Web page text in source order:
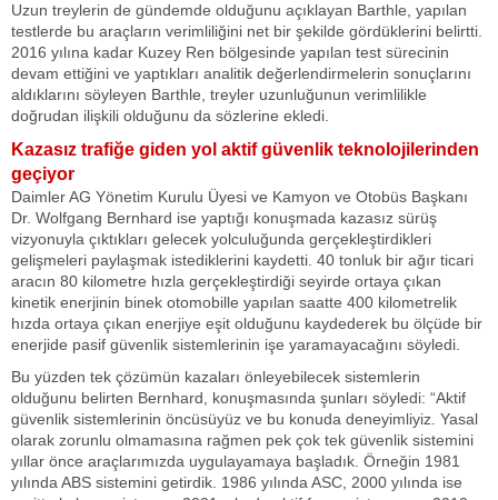
Uzun treylerin de gündemde olduğunu açıklayan Barthle, yapılan
testlerde bu araçların verimliliğini net bir şekilde gördüklerini belirtti.
2016 yılına kadar Kuzey Ren bölgesinde yapılan test sürecinin
devam ettiğini ve yaptıkları analitik değerlendirmelerin sonuçlarını
aldıklarını söyleyen Barthle, treyler uzunluğunun verimlilikle
doğrudan ilişkili olduğunu da sözlerine ekledi.
Kazasız trafiğe giden yol aktif güvenlik teknolojilerinden
geçiyor
Daimler AG Yönetim Kurulu Üyesi ve Kamyon ve Otobüs Başkanı
Dr. Wolfgang Bernhard ise yaptığı konuşmada kazasız sürüş
vizyonuyla çıktıkları gelecek yolculuğunda gerçekleştirdikleri
gelişmeleri paylaşmak istediklerini kaydetti. 40 tonluk bir ağır ticari
aracın 80 kilometre hızla gerçekleştirdiği seyirde ortaya çıkan
kinetik enerjinin binek otomobille yapılan saatte 400 kilometrelik
hızda ortaya çıkan enerjiye eşit olduğunu kaydederek bu ölçüde bir
enerjide pasif güvenlik sistemlerinin işe yaramayacağını söyledi.
Bu yüzden tek çözümün kazaları önleyebilecek sistemlerin
olduğunu belirten Bernhard, konuşmasında şunları söyledi: “Aktif
güvenlik sistemlerinin öncüsüyüz ve bu konuda deneyimliyiz. Yasal
olarak zorunlu olmamasına rağmen pek çok tek güvenlik sistemini
yıllar önce araçlarımızda uygulayamaya başladık. Örneğin 1981
yılında ABS sistemini getirdik. 1986 yılında ASC, 2000 yılında ise